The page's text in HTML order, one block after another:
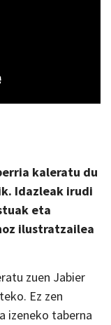
kaleratu du
Idazleak irudi
eta
ilustratzailea
zuen Jabier
Ez zen
izeneko taberna